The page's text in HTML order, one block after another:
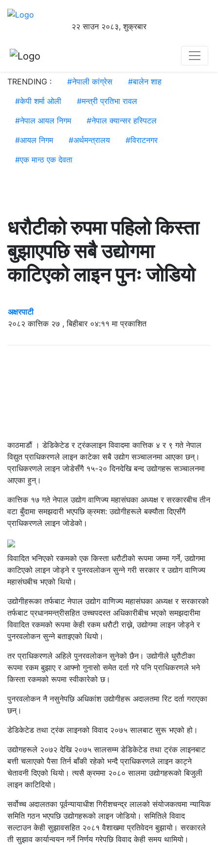
२२ साउन २०८३, शुक्रबार
TRENDING : #नेपाली कांग्रेस #बालेन शाह
#केपी शर्मा ओली #मन्त्री प्रतिभा रावल
#नेपाल आयल निगम #नेपाल क्यान्सर हस्पिटल
#आयल निगम #अर्थमन्त्रालय #विराटनगर
#एक मान्ठ एक देवता
धरौटीको रुपमा पहिलो किस्ता
बुझाएपछि सबै उद्योगमा
काटिएको लाइन पुनः जोडियो
अक्षरपाटी
२०८२ कात्तिक २७ , बिहीबार ०४:११ मा प्रकाशित
काठमाडौं । डेडिकेटेड र ट्रंकलाइन विवादमा कात्तिक ४ र ९ गते नेपाल
विद्युत प्राधिकरणले लाइन काटेका सबै उद्योग सञ्चालनमा आएका छन्।
प्राधिकरणले लाइन जोडेसँगै १५-२० दिनदेखि बन्द उद्योगहरू सञ्चालनमा
आएका हुन्।
कात्तिक १७ गते नेपाल उद्योग वाणिज्य महासंघका अध्यक्ष र सरकारबीच तीन
वटा बुँदामा समझदारी भएपछि क्रमश: उद्योगीहरूले बक्यौता दिएसँगै
प्राधिकरणले लाइन जोडेको।
विवादित भनिएको रकमको एक किस्ता धरौटीको रूपमा जम्मा गर्ने, उद्योगमा
काटिएको लाइन जोड्ने र पुनरवलोकन सुन्ने गरी सरकार र उद्योग वाणिज्य
महासंघबीच भएको थियो।
उद्योगीहरूका तर्फबाट नेपाल उद्योग वाणिज्य महासंघका अध्यक्ष र सरकारको
तर्फबाट प्रधानमन्त्रीसहित उच्चपदस्त अधिकारीबीच भएको समझदारीमा
विवादित रकमको रूपमा केही रकम धरौटी राख्ने, उद्योगमा लाइन जोड्ने र
पुनरवलोकन सुन्ने बताइएको थियो।
तर प्राधिकरणले अहिले पुनरवलोकन सुनेको छैन। उद्योगीले धुरौटीका
रूपमा रकम बुझाए र आफ्नो गुनासो समेत दर्ता गरे पनि प्राधिकरणले भने
किस्ता रकमको रूपमा स्वीकारेको छ।
पुनरवलोकन नै नसुनेपछि अधिकांश उद्योगीहरू अदालतमा रिट दर्ता गराएका
छन्।
डेडिकेटेड तथा ट्रंक लाइनको विवाद २०७५ सालबाट सुरू भएको हो।
उद्योगहरूले २०७२ देखि २०७५ सालसम्म डेडिकेटेड तथा ट्रंक लाइनबाट
बत्ती चलाएको पैसा तिर्न बाँकी रहेको भन्दै प्राधिकरणले लाइन काट्ने
चेतावनी दिएको थियो। त्यसै क्रममा २०८० सालमा उद्योगहरूको बिजुली
लाइन काटिदियो।
सर्वोच्च अदालतका पूर्वन्यायाधीश गिरीशचन्द्र लालको संयोजकत्वमा न्यायिक
समिति गठन भएपछि उद्योगहरूको लाइन जोडियो। समितिले विवाद
सल्टाउन केही सुझावसहित २०८१ वैशाखमा प्रतिवेदन बुझायो। सरकारले
ती सुझाव कार्यान्वयन गर्ने निर्णय गरेपछि विवाद केही समय थामियो।